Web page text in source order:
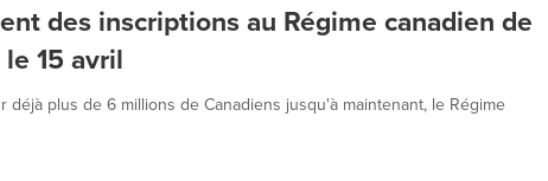
des inscriptions au Régime canadien de
15 avril
déjà plus de 6 millions de Canadiens jusqu'à maintenant, le Régime